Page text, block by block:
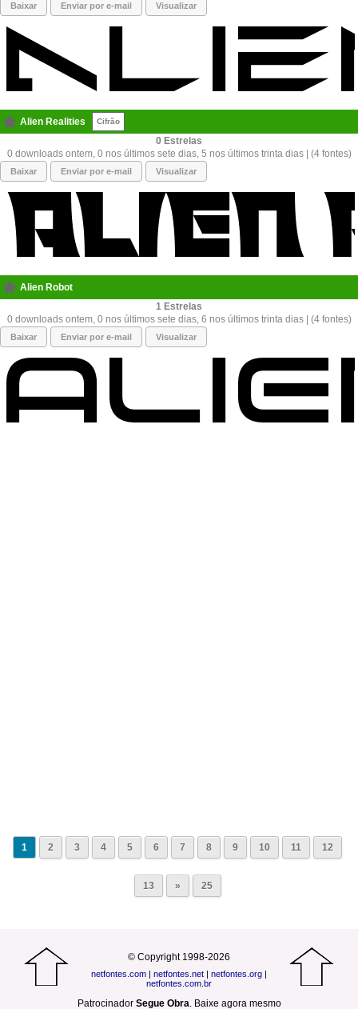
Baixar Enviar por e-mail Visualizar
Alien Realities Cifrão
0
0 downloads ontem, 0 nos últimos sete dias, 5 nos últimos trinta dias | (4 fontes)
Baixar Enviar por e-mail Visualizar
Alien Robot
1
0 downloads ontem, 0 nos últimos sete dias, 6 nos últimos trinta dias | (4 fontes)
Baixar Enviar por e-mail Visualizar
1 2 3 4 5 6 7 8 9 10 11 12
13 » 25
© Copyright 1998-2026
netfontes.com | netfontes.net | netfontes.org |
netfontes.com.br
Patrocinador Segue Obra. Baixe agora mesmo